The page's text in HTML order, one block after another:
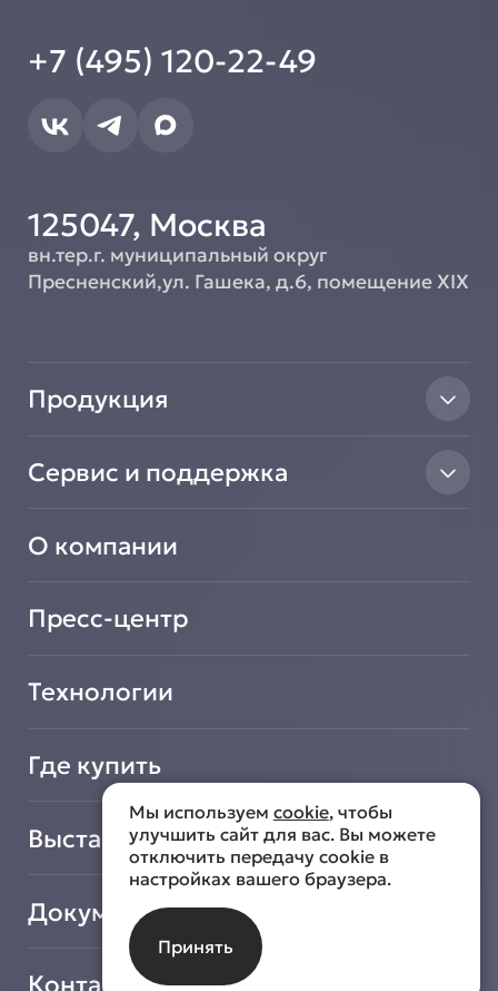
+7 (495) 120-22-49
125047, Москва
вн.тер.г. муниципальный округ
Пресненский,ул. Гашека, д.6, помещение XIX
Продукция
Линии раздачи
Вентиляционное оборудование
Транспортировочные решения
Сервис и поддержка
Сообщить о неисправности оборудования
Подать заявку на сотрудничество
О компании
Пресс-центр
Технологии
Где купить
Выставки
Документы
Контакты
Мы используем cookie, чтобы
улучшить сайт для вас. Вы можете
отключить передачу cookie в
настройках вашего браузера.
Принять